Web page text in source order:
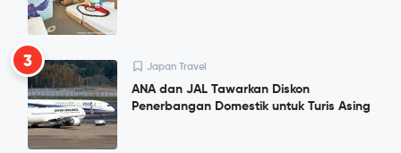
3 Japan Travel
ANA dan JAL Tawarkan Diskon
Penerbangan Domestik untuk Turis Asing